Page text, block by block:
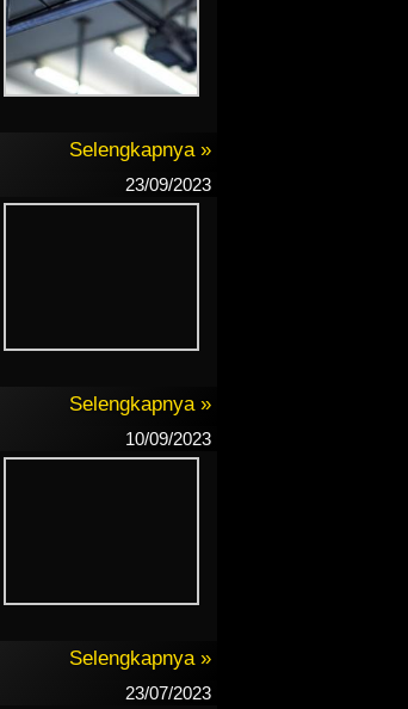
Selengkapnya »
23/09/2023
Selengkapnya »
10/09/2023
Selengkapnya »
23/07/2023